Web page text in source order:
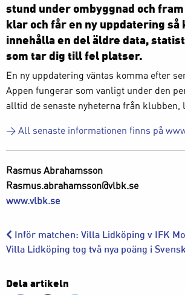
stund under ombyggnad och
klar och får en ny uppdatering så
innehålla en del äldre data,
som tar dig till fel platser.
En ny uppdatering väntas komma efter
Appen fungerar som vanligt under den
alltid de senaste nyheterna från klubben,
> All senaste informationen finns på
Rasmus Abrahamsson
Rasmus.abrahamsson@vlbk.se
www.vlbk.se
Inför matchen: Villa Lidköping v IFK
Villa Lidköping tog två nya poäng i
Dela artikeln